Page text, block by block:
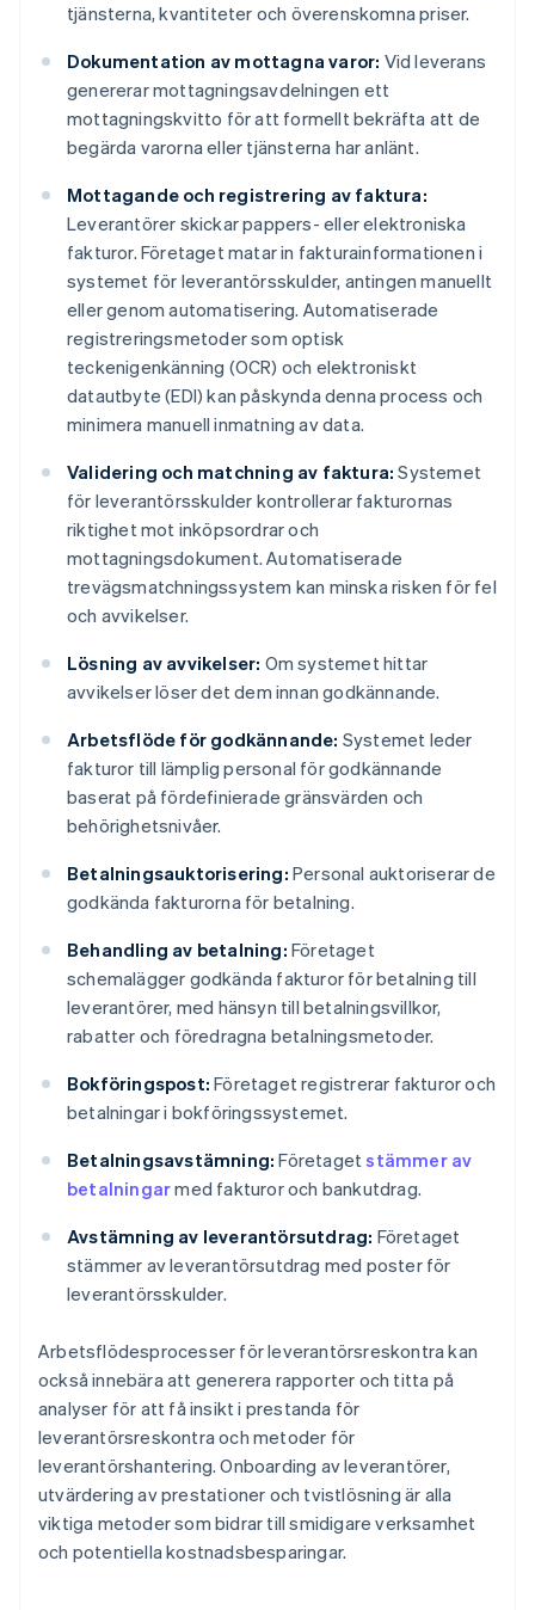
tjänsterna, kvantiteter och överenskomna priser.
Dokumentation av mottagna varor: Vid leverans
genererar mottagningsavdelningen ett
mottagningskvitto för att formellt bekräfta att de
begärda varorna eller tjänsterna har anlänt.
Mottagande och registrering av faktura:
Leverantörer skickar pappers- eller elektroniska
fakturor. Företaget matar in fakturainformationen i
systemet för leverantörsskulder, antingen manuellt
eller genom automatisering. Automatiserade
registreringsmetoder som optisk
teckenigenkänning (OCR) och elektroniskt
datautbyte (EDI) kan påskynda denna process och
minimera manuell inmatning av data.
Validering och matchning av faktura: Systemet
för leverantörsskulder kontrollerar fakturornas
riktighet mot inköpsordrar och
mottagningsdokument. Automatiserade
trevägsmatchningssystem kan minska risken för fel
och avvikelser.
Lösning av avvikelser: Om systemet hittar
avvikelser löser det dem innan godkännande.
Arbetsflöde för godkännande: Systemet leder
fakturor till lämplig personal för godkännande
baserat på fördefinierade gränsvärden och
behörighetsnivåer.
Betalningsauktorisering: Personal auktoriserar de
godkända fakturorna för betalning.
Behandling av betalning: Företaget
schemalägger godkända fakturor för betalning till
leverantörer, med hänsyn till betalningsvillkor,
rabatter och föredragna betalningsmetoder.
Bokföringspost: Företaget registrerar fakturor och
betalningar i bokföringssystemet.
Betalningsavstämning: Företagetstämmer av
betalningarmed fakturor och bankutdrag.
Avstämning av leverantörsutdrag: Företaget
stämmer av leverantörsutdrag med poster för
leverantörsskulder.
Arbetsflödesprocesser för leverantörsreskontra kan
också innebära att generera rapporter och titta på
analyser för att få insikt i prestanda för
leverantörsreskontra och metoder för
leverantörshantering. Onboarding av leverantörer,
utvärdering av prestationer och tvistlösning är alla
viktiga metoder som bidrar till smidigare verksamhet
och potentiella kostnadsbesparingar.